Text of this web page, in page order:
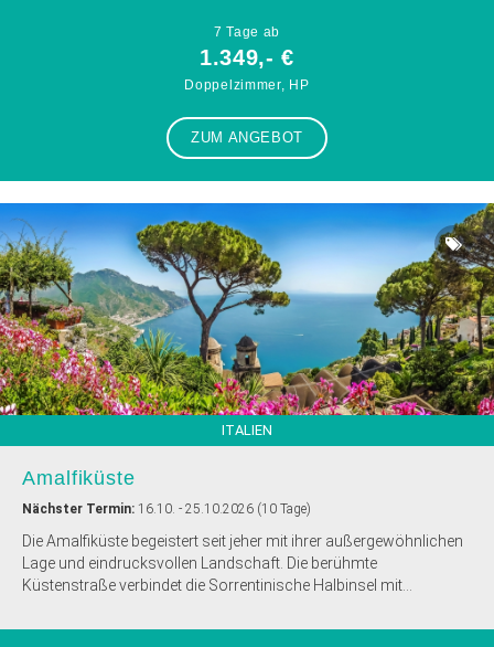
7 Tage ab
1.349,- €
Doppelzimmer, HP
ZUM ANGEBOT
ITALIEN
Amalfiküste
Nächster Termin: 16.10. - 25.10.2026 (10 Tage)
Die Amalfiküste begeistert seit jeher mit ihrer außergewöhnlichen
Lage und eindrucksvollen Landschaft. Die berühmte
Küstenstraße verbindet die Sorrentinische Halbinsel mit...